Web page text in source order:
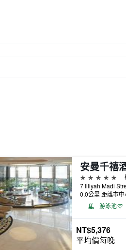
安曼千禧
5星級
7 Illiyah Madi
0.0公里 距離市中
游泳池
NT$5,376
平均價每晚